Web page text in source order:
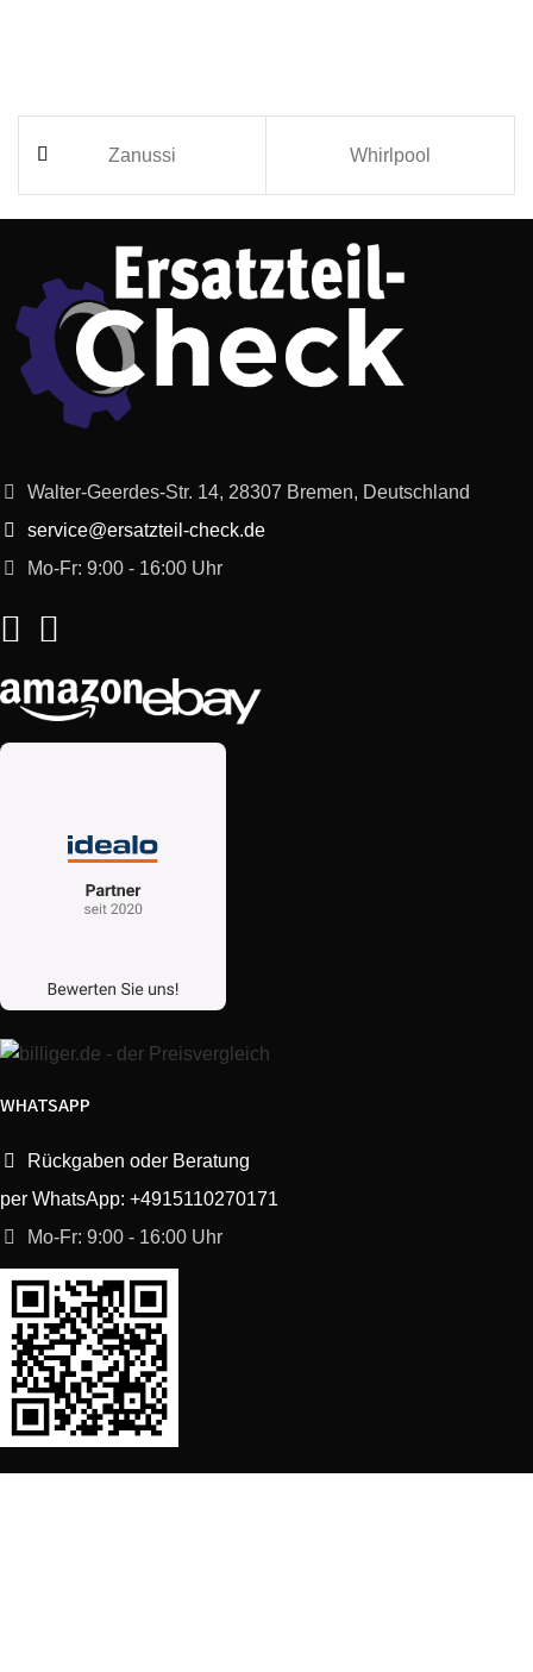
Zanussi Whirlpool
Walter-Geerdes-Str. 14, 28307 Bremen, Deutschland
service@ersatzteil-check.de
Mo-Fr: 9:00 - 16:00 Uhr
WHATSAPP
Rückgaben oder Beratung
per WhatsApp: +4915110270171
Mo-Fr: 9:00 - 16:00 Uhr